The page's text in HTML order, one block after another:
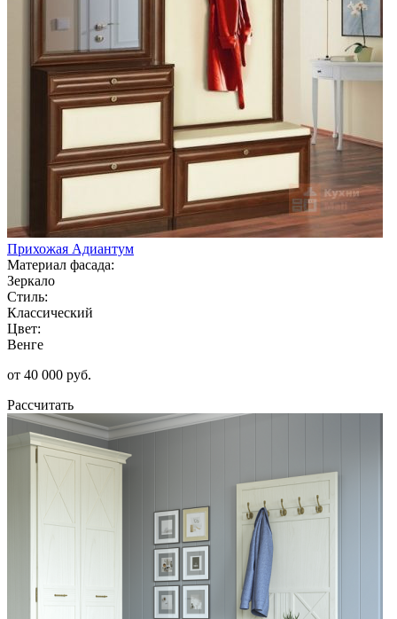
Прихожая Адиантум
Материал фасада:
Зеркало
Стиль:
Классический
Цвет:
Венге
от 40 000 руб.
Рассчитать